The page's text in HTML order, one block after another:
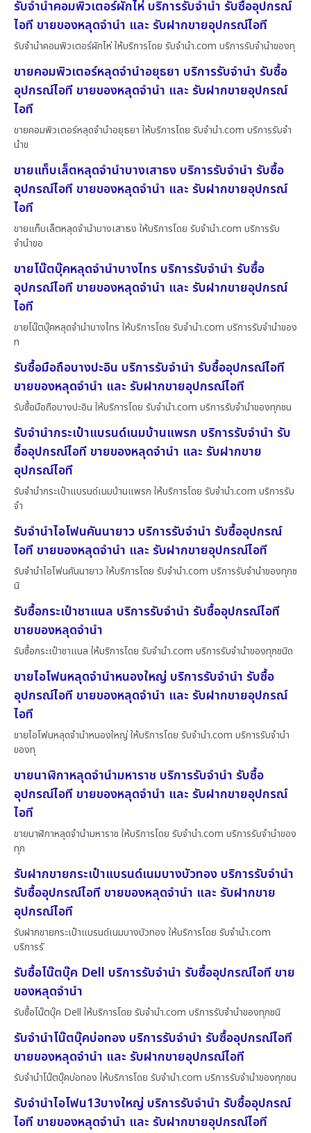
รับจำนำคอมพิวเตอร์ผักไห่ บริการรับจำนำ รับซื้ออุปกรณ์
ไอที ขายของหลุดจำนำ และ รับฝากขายอุปกรณ์ไอที
รับจำนำคอมพิวเตอร์ผักไห่ ให้บริการโดย รับจํานํา.com บริการรับจำนำของทุ
ขายคอมพิวเตอร์หลุดจำนำอยุธยา บริการรับจำนำ รับซื้อ
อุปกรณ์ไอที ขายของหลุดจำนำ และ รับฝากขายอุปกรณ์
ไอที
ขายคอมพิวเตอร์หลุดจำนำอยุธยา ให้บริการโดย รับจํานํา.com บริการรับจำ
นำข
ขายแท็บเล็ตหลุดจำนำบางเสาธง บริการรับจำนำ รับซื้อ
อุปกรณ์ไอที ขายของหลุดจำนำ และ รับฝากขายอุปกรณ์
ไอที
ขายแท็บเล็ตหลุดจำนำบางเสาธง ให้บริการโดย รับจํานํา.com บริการรับ
จำนำขอ
ขายโน๊ตบุ๊คหลุดจำนำบางไทร บริการรับจำนำ รับซื้อ
อุปกรณ์ไอที ขายของหลุดจำนำ และ รับฝากขายอุปกรณ์
ไอที
ขายโน๊ตบุ๊คหลุดจำนำบางไทร ให้บริการโดย รับจํานํา.com บริการรับจำนำของ
ท
รับซื้อมือถือบางปะอิน บริการรับจำนำ รับซื้ออุปกรณ์ไอที
ขายของหลุดจำนำ และ รับฝากขายอุปกรณ์ไอที
รับซื้อมือถือบางปะอิน ให้บริการโดย รับจํานํา.com บริการรับจำนำของทุกชน
รับจำนำกระเป๋าแบรนด์เนมบ้านแพรก บริการรับจำนำ รับ
ซื้ออุปกรณ์ไอที ขายของหลุดจำนำ และ รับฝากขาย
อุปกรณ์ไอที
รับจำนำกระเป๋าแบรนด์เนมบ้านแพรก ให้บริการโดย รับจํานํา.com บริการรับ
จำ
รับจำนำไอโฟนคันนายาว บริการรับจำนำ รับซื้ออุปกรณ์
ไอที ขายของหลุดจำนำ และ รับฝากขายอุปกรณ์ไอที
รับจำนำไอโฟนคันนายาว ให้บริการโดย รับจํานํา.com บริการรับจำนำของทุกช
นิ
รับซื้อกระเป๋าชาแนล บริการรับจำนำ รับซื้ออุปกรณ์ไอที
ขายของหลุดจำนำ
รับซื้อกระเป๋าชาแนล ให้บริการโดย รับจํานํา.com บริการรับจำนำของทุกชนิด
ขายไอโฟนหลุดจำนำหนองใหญ่ บริการรับจำนำ รับซื้อ
อุปกรณ์ไอที ขายของหลุดจำนำ และ รับฝากขายอุปกรณ์
ไอที
ขายไอโฟนหลุดจำนำหนองใหญ่ ให้บริการโดย รับจํานํา.com บริการรับจำนำ
ของทุ
ขายนาฬิกาหลุดจำนำมหาราช บริการรับจำนำ รับซื้อ
อุปกรณ์ไอที ขายของหลุดจำนำ และ รับฝากขายอุปกรณ์
ไอที
ขายนาฬิกาหลุดจำนำมหาราช ให้บริการโดย รับจํานํา.com บริการรับจำนำของ
ทุก
รับฝากขายกระเป๋าแบรนด์เนมบางบัวทอง บริการรับจำนำ
รับซื้ออุปกรณ์ไอที ขายของหลุดจำนำ และ รับฝากขาย
อุปกรณ์ไอที
รับฝากขายกระเป๋าแบรนด์เนมบางบัวทอง ให้บริการโดย รับจํานํา.com
บริการรั
รับซื้อโน๊ตบุ๊ค Dell บริการรับจำนำ รับซื้ออุปกรณ์ไอที ขาย
ของหลุดจำนำ
รับซื้อโน๊ตบุ๊ค Dell ให้บริการโดย รับจํานํา.com บริการรับจำนำของทุกชนิ
รับจำนำโน๊ตบุ๊คบ่อทอง บริการรับจำนำ รับซื้ออุปกรณ์ไอที
ขายของหลุดจำนำ และ รับฝากขายอุปกรณ์ไอที
รับจำนำโน๊ตบุ๊คบ่อทอง ให้บริการโดย รับจํานํา.com บริการรับจำนำของทุกชน
รับจำนำไอโฟน13บางใหญ่ บริการรับจำนำ รับซื้ออุปกรณ์
ไอที ขายของหลุดจำนำ และ รับฝากขายอุปกรณ์ไอที